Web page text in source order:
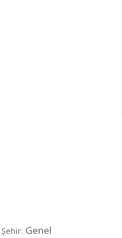
Şehir: Genel